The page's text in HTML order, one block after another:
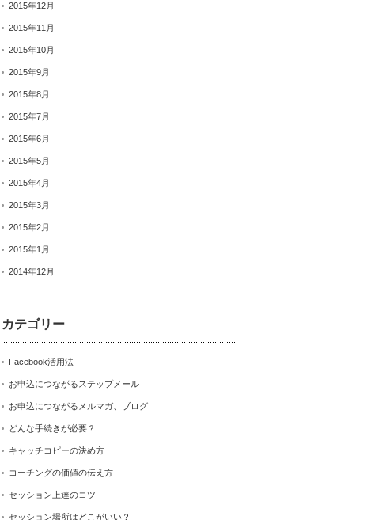
2015年12月
2015年11月
2015年10月
2015年9月
2015年8月
2015年7月
2015年6月
2015年5月
2015年4月
2015年3月
2015年2月
2015年1月
2014年12月
カテゴリー
Facebook活用法
お申込につながるステップメール
お申込につながるメルマガ、ブログ
どんな手続きが必要？
キャッチコピーの決め方
コーチングの価値の伝え方
セッション上達のコツ
セッション場所はどこがいい？